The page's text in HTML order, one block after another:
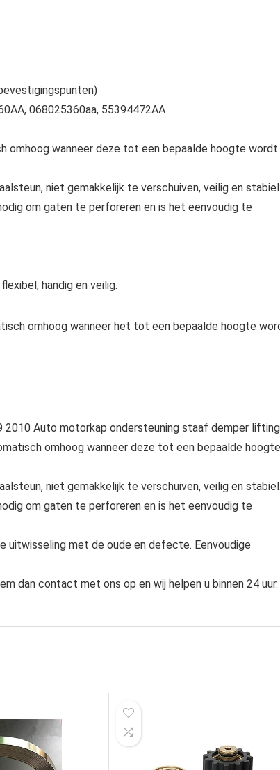
068025360aa, 55394472AA
omhoog wanneer deze tot een bepaalde hoogte wordt
niet gemakkelijk te verschuiven, veilig en
om gaten te perforeren en is het eenvoudig te
handig en veilig.
omhoog wanneer het tot een bepaalde hoogte
2010 Auto motorkap ondersteuning staaf demper lifting
omhoog wanneer deze tot een bepaalde hoogte
niet gemakkelijk te verschuiven, veilig en
om gaten te perforeren en is het eenvoudig te
uitwisseling met de oude en defecte. Eenvoudige
dan contact met ons op en wij helpen u binnen 24 uur.